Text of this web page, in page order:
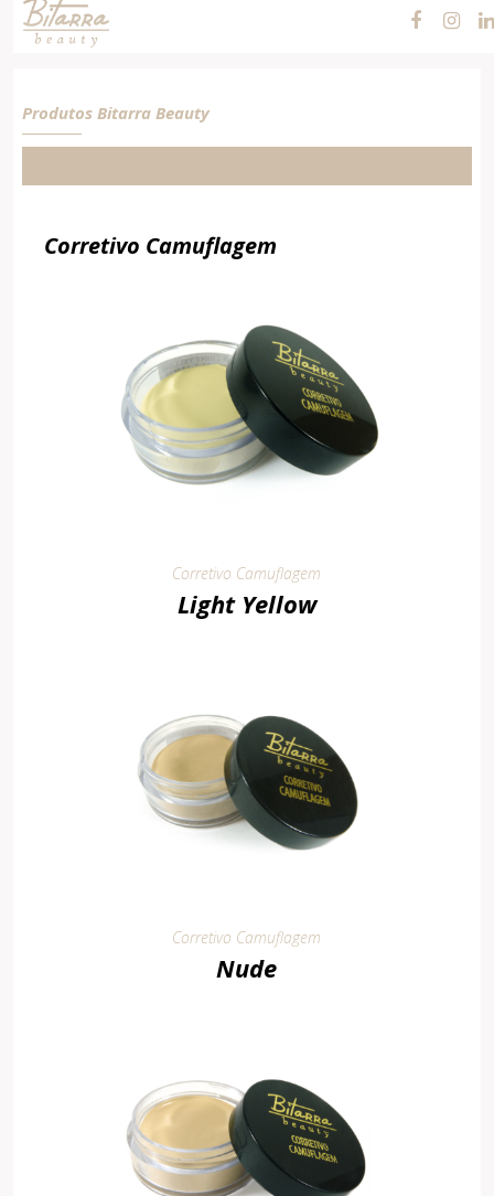
Cosméticos e
Maquiagens
Produtos Bitarra Beauty
Corretivo Camuflagem
Corretivo Camuflagem
Light Yellow
Corretivo Camuflagem
Nude